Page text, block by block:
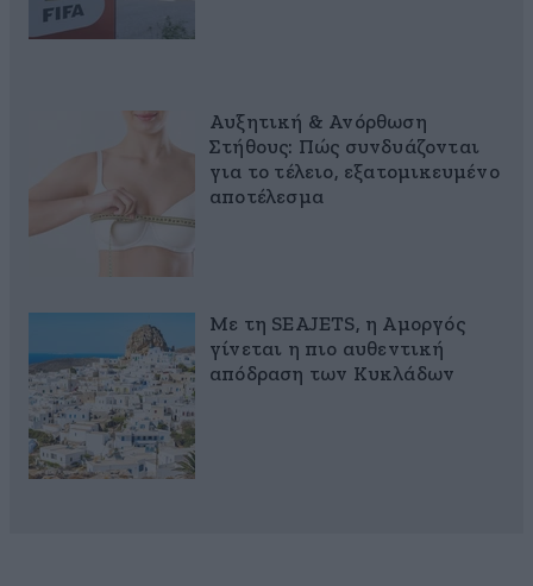
Αυξητική & Ανόρθωση
Στήθους: Πώς συνδυάζονται
για το τέλειο, εξατομικευμένο
αποτέλεσμα
Με τη SEAJETS, η Αμοργός
γίνεται η πιο αυθεντική
απόδραση των Κυκλάδων